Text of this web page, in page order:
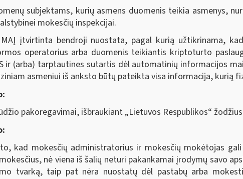
subjektams, kurių asmens duomenis teikia asmenys,
mokesčių inspekcijai.
įtvirtinta bendroji nuostata, pagal kurią užtikrinama,
operatorius arba duomenis teikiantis kriptoturto
ir (arba) tarptautines sutartis dėl automatinių informacijos
asmeniui iš anksto būtų pateikta visa informacija, kurią
pakoregavimai, išbraukiant „Lietuvos Respublikos“
kad mokesčių administratorius ir mokesčių mokėtojas
nė viena iš šalių neturi pakankamai įrodymų savo
tvarką, taip pat nėra nuostatų dėl pastabų arba